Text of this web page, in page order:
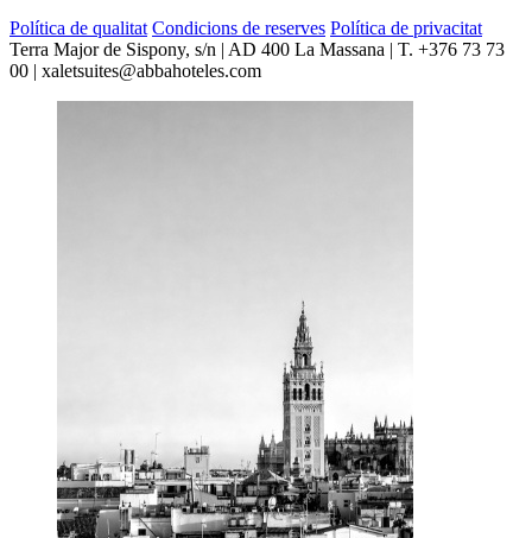
Política de qualitat Condicions de reserves Política de privacitat
Terra Major de Sispony, s/n | AD 400 La Massana | T. +376 73 73
00 | xaletsuites@abbahoteles.com